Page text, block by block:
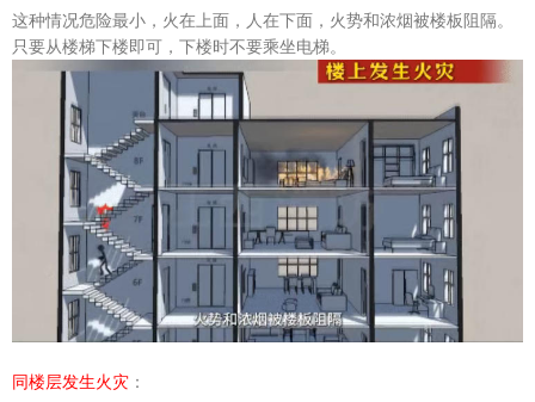
这种情况危险最小，火在上面，人在下面，火势和浓烟被楼板阻隔。
只要从楼梯下楼即可，下楼时不要乘坐电梯。
同楼层发生火灾 ：